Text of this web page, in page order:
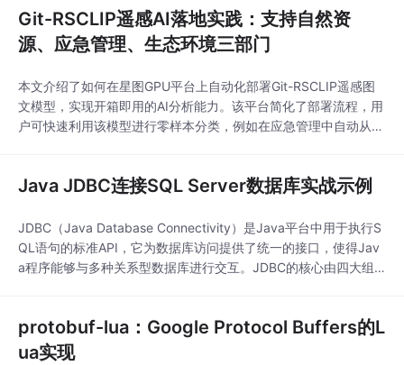
Git-RSCLIP遥感AI落地实践：支持自然资
源、应急管理、生态环境三部门
本文介绍了如何在星图GPU平台上自动化部署Git-RSCLIP遥感图
文模型，实现开箱即用的AI分析能力。该平台简化了部署流程，用
户可快速利用该模型进行零样本分类，例如在应急管理中自动从灾
Java JDBC连接SQL Server数据库实战示例
JDBC（Java Database Connectivity）是Java平台中用于执行S
QL语句的标准API，它为数据库访问提供了统一的接口，使得Jav
a程序能够与多种关系型数据库进行交互。JDBC的核心由四大组
封装了查询结果集。
protobuf-lua：Google Protocol Buffers的L
ua实现